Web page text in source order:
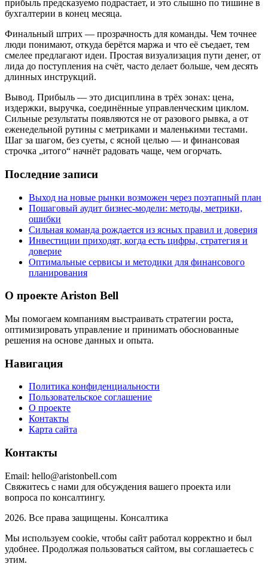
прибыль предсказуемо подрастает, и это слышно по тишине в
бухгалтерии в конец месяца.
Финальный штрих — прозрачность для команды. Чем точнее
люди понимают, откуда берётся маржа и что её съедает, тем
смелее предлагают идеи. Простая визуализация пути денег, от
лида до поступления на счёт, часто делает больше, чем десять
длинных инструкций.
Вывод. Прибыль — это дисциплина в трёх зонах: цена,
издержки, выручка, соединённые управленческим циклом.
Сильные результаты появляются не от разового рывка, а от
еженедельной рутины с метриками и маленькими тестами.
Шаг за шагом, без суеты, с ясной целью — и финансовая
строчка „итого“ начнёт радовать чаще, чем огорчать.
Последние записи
Выход на новые рынки возможен через поэтапный план
Пошаговый аудит бизнес‑модели: методы, метрики,
ошибки
Сильная команда рождается из ясных правил и доверия
Инвестиции приходят, когда есть цифры, стратегия и
доверие
Оптимальные сервисы и методики для финансового
планирования
О проекте Ariston Bell
Мы помогаем компаниям выстраивать стратегии роста,
оптимизировать управление и принимать обоснованные
решения на основе данных и опыта.
Навигация
Политика конфиденциальности
Пользовательское соглашение
О проекте
Контакты
Карта сайта
Контакты
Email: hello@aristonbell.com
Свяжитесь с нами для обсуждения вашего проекта или
вопроса по консалтингу.
2026. Все права защищены. Консалтика
Мы используем cookie, чтобы сайт работал корректно и был
удобнее. Продолжая пользоваться сайтом, вы соглашаетесь с
этим.